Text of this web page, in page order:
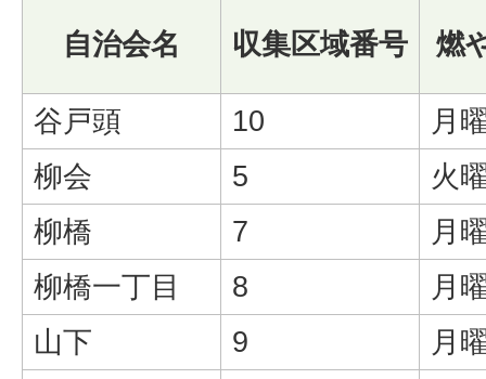
自治会名 収集区域番号 燃
谷戸頭 10
月
柳会
5
火
柳橋
7
月
柳橋一丁目
8
月
山下
9
月